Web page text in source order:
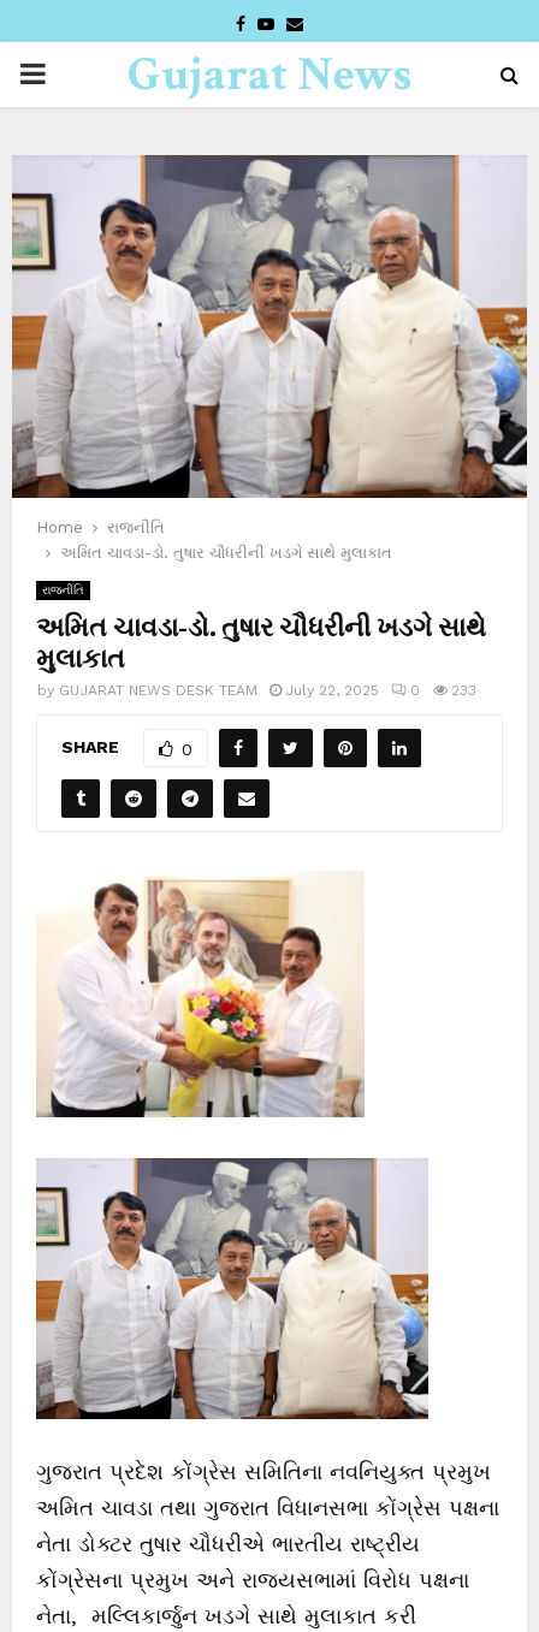
FACEBOOK
YOUTUBE
EMAIL
PRIMARYGujarat News
Home
રાજનીતિ
અમિત ચાવડા-ડો. તુષાર ચૌધરીની ખડગે સાથે મુલાકાત
રાજનીતિ
અમિત ચાવડા-ડો. તુષાર ચૌધરીની ખડગે સાથે
મુલાકાત
by GUJARAT NEWS DESK TEAM July 22, 2025 0 233
SHARE 0
ગુજરાત પ્રદેશ કોંગ્રેસ સમિતિના નવનિયુક્ત પ્રમુખ
અમિત ચાવડા તથા ગુજરાત વિધાનસભા કોંગ્રેસ પક્ષના
નેતા ડોક્ટર તુષાર ચૌધરીએ ભારતીય રાષ્ટ્રીય
કોંગ્રેસના પ્રમુખ અને રાજ્યસભામાં વિરોધ પક્ષના
નેતા, મલ્લિકાર્જુન ખડગે સાથે મુલાકાત કરી